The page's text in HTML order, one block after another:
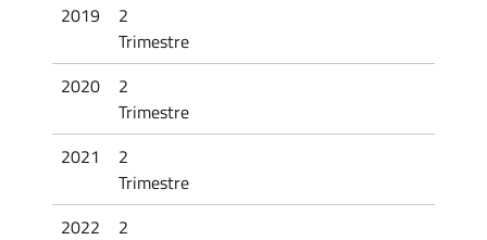
2019
2
Trimestre
2020
2
Trimestre
2021
2
Trimestre
2022
2